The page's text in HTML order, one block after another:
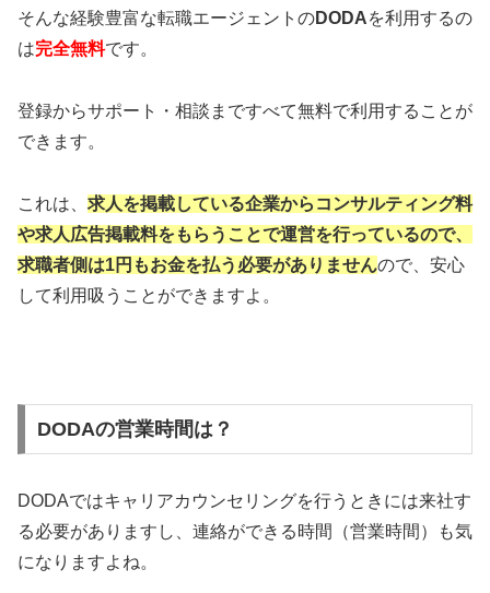
そんな経験豊富な転職エージェントのDODAを利用するの
は完全無料です。
登録からサポート・相談まですべて無料で利用することが
できます。
これは、 求人を掲載している企業からコンサルティング料
や求人広告掲載料をもらうことで運営を行っているので、
求職者側は1円もお金を払う必要がありませんので、安心
して利用吸うことができますよ。
DODAの営業時間は？
DODAではキャリアカウンセリングを行うときには来社す
る必要がありますし、連絡ができる時間（営業時間）も気
になりますよね。